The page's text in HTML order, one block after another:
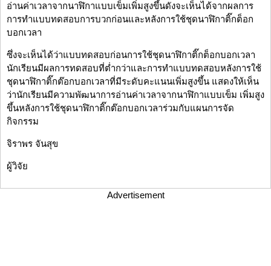
อ่านค่าเวลาจากนาฬิกาแบบเข็มเพิ่มสูงขึ้นดังจะเห็นได้จากผลการ
การทำแบบทดสอบการบวกก่อนและหลังการใช้ชุดนาฬิกาติ๊กต็อก
บอกเวลา
ซึ่งจะเห็นได้ว่าแบบทดสอบก่อนการใช้ชุดนาฬิกาติ๊กต็อกบอกเวลา
นักเรียนมีผลการทดสอบที่ต่ำกว่าและการทำแบบทดสอบหลังการใช้
ชุดนาฬิกาติ๊กต๊อกบอกเวลาที่มีระดับคะแนนเพิ่มสูงขึ้น แสดงให้เห็น
ว่านักเรียนมีความพัฒนาการอ่านค่าเวลาจากนาฬิกาแบบเข็ม เพิ่มสูง
ขึ้นหลังการใช้ชุดนาฬิกาติ๊กต๊อกบอกเวลาร่วมกับแผนการจัด
กิจกรรม
จิราพร จันสุข
ผู้วิจัย
Advertisement